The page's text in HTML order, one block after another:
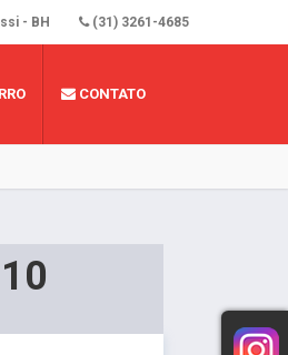
- BH (31) 3261-4685
CONTATO